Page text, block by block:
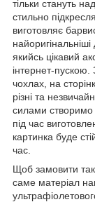
тільки стануть
стильно
виготовляє
якийсь цікавий
інтернет-
чохлах, на
різні та
силами створимо
під час
картинка буде
час.
Щоб замовити
саме матеріал